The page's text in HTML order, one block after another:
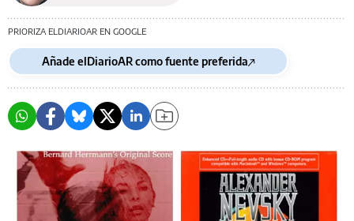
PRIORIZA ELDIARIOAR EN GOOGLE
Añade elDiarioAR como fuente preferida